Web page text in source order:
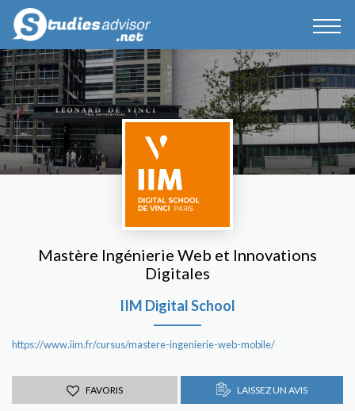
Mastère Ingénierie Web et Innovations
Digitales
IIM Digital School
https://www.iim.fr/cursus/mastere-ingenierie-web-mobile/
FAVORIS LAISSEZ UN AVIS